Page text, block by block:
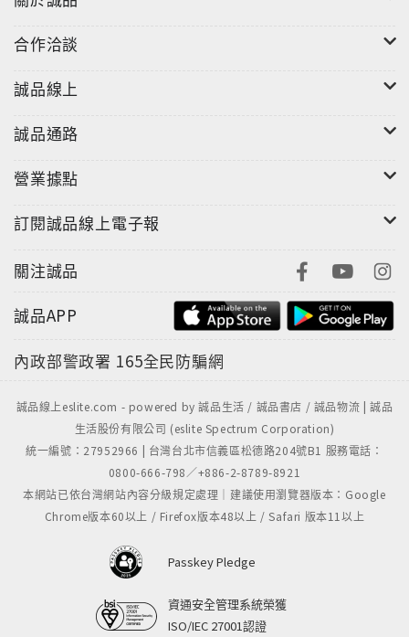
合作洽談
誠品線上
誠品通路
營業據點
訂閱誠品線上電子報
關注誠品
誠品APP
內政部警政署 165全民防騙網
誠品線上eslite.com - powered by 誠品生活 / 誠品書店 / 誠品物流 | 誠品
生活股份有限公司 (eslite Spectrum Corporation)
統一編號：27952966 | 台灣台北市信義區松德路204號B1 服務電話：
0800-666-798／+886-2-8789-8921
本網站已依台灣網站內容分級規定處理｜建議使用瀏覽器版本：Google
Chrome版本60以上 / Firefox版本48以上 / Safari 版本11以上
Passkey Pledge
資通安全管理系統榮獲
ISO/IEC 27001認證